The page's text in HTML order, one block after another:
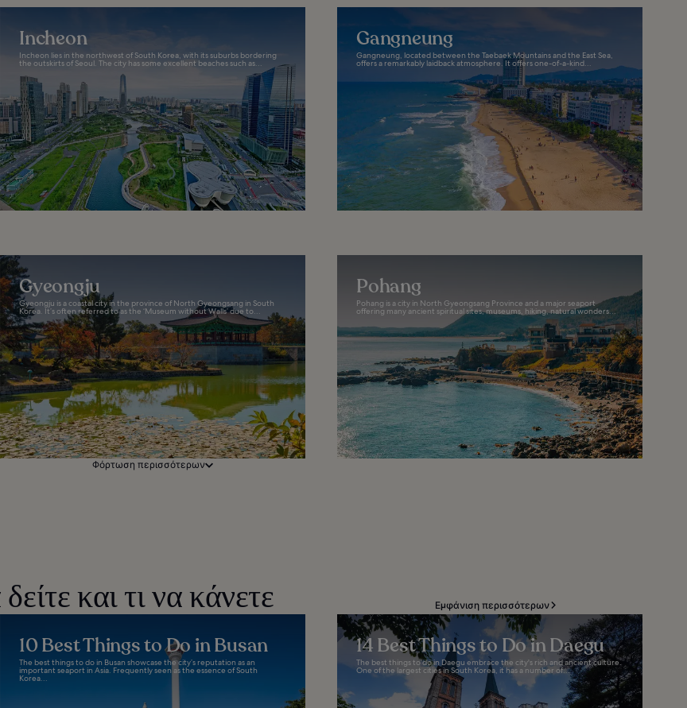
Incheon
Incheon lies in the northwest of South Korea, with its suburbs bordering
the outskirts of Seoul. The city has some excellent beaches such as...
Gangneung
Gangneung, located between the Taebaek Mountains and the East Sea,
offers a remarkably laidback atmosphere. It offers one-of-a-kind...
Gyeongju
Gyeongju is a coastal city in the province of North Gyeongsang in South
Korea. It’s often referred to as the ‘Museum without Walls’ due to...
Pohang
Pohang is a city in North Gyeongsang Province and a major seaport
offering many ancient spiritual sites, museums, hiking, natural wonders...
Φόρτωση περισσότερων
και τι να κάνετε Εμφάνιση περισσότερων
10 Best Things to Do in Busan
The best things to do in Busan showcase the city’s reputation as an
important seaport in Asia. Frequently seen as the essence of South
Korea...
14 Best Things to Do in Daegu
The best things to do in Daegu embrace the city's rich and ancient culture.
One of the largest cities in South Korea, it has a number of...